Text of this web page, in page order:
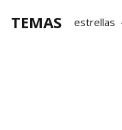
TEMAS estrellas